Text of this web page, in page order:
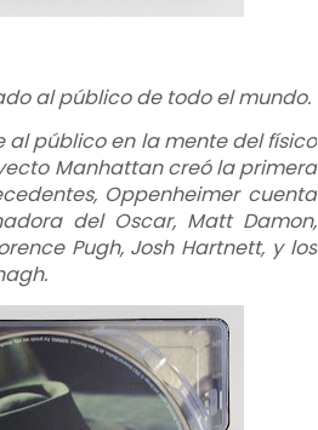
al público de todo el mundo.
al público en la mente del físico
Manhattan creó la primera
Oppenheimer cuenta
del Oscar, Matt Damon,
Pugh, Josh Hartnett, y los